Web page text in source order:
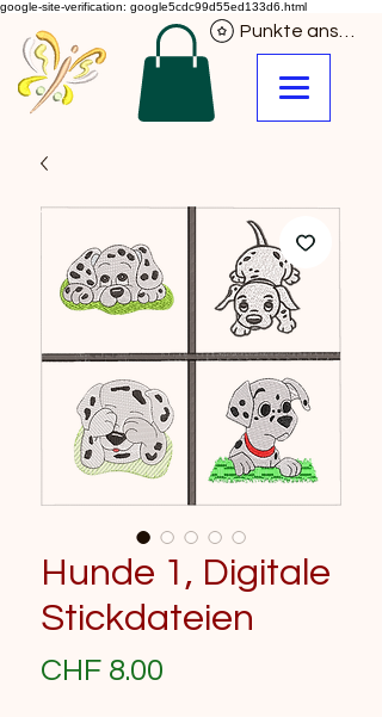
google-site-verification: google5cdc99d55ed133d6.html
Hunde 1, Digitale
Stickdateien
CHF 8.00